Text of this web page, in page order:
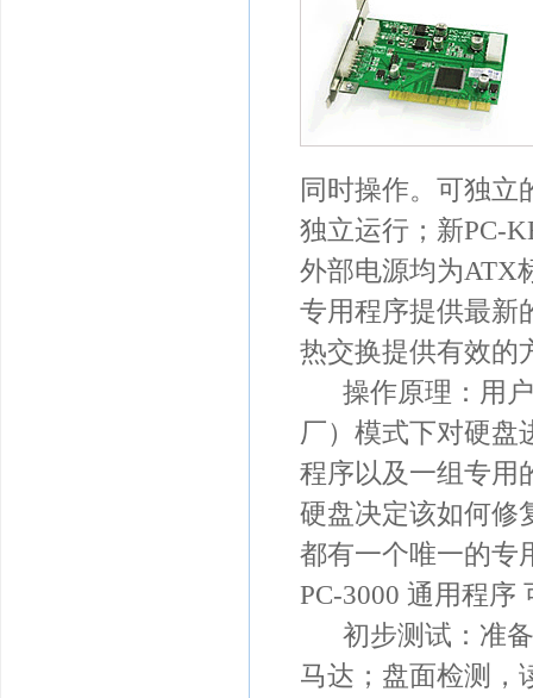
同时操作。可独立
独立运行；新PC-
外部电源均为ATX
专用程序提供最新
热交换提供有效的
操作原理：用户
厂）模式下对硬盘
程序以及一组专用
硬盘决定该如何修
都有一个唯一的专
PС-3000 通用程序
初步测试：准备
马达；盘面检测，